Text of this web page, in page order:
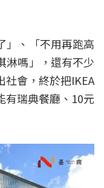
」、「不用再跑高
淋嗎」，還有不少
社會，終於把IKEA
有瑞典餐廳、10元